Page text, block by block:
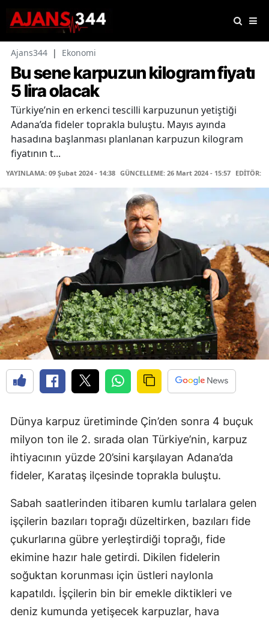
Ajans344 | Ekonomi
Bu sene karpuzun kilogram fiyatı
5 lira olacak
Türkiye’nin en erkenci tescilli karpuzunun yetiştiği
Adana’da fideler toprakla buluştu. Mayıs ayında
hasadına başlanması planlanan karpuzun kilogram
fiyatının t...
YAYINLAMA: 09 Şubat 2024 - 14:38 GÜNCELLEME: 26 Mart 2024 - 15:57 EDİTÖR:
Dünya karpuz üretiminde Çin’den sonra 4 buçuk
milyon ton ile 2. sırada olan Türkiye’nin, karpuz
ihtiyacının yüzde 20’sini karşılayan Adana’da
fideler, Karataş ilçesinde toprakla buluştu.
Sabah saatlerinden itibaren kumlu tarlalara gelen
işçilerin bazıları toprağı düzeltirken, bazıları fide
çukurlarına gübre yerleştirdiği toprağı, fide
ekimine hazır hale getirdi. Dikilen fidelerin
soğuktan korunması için üstleri naylonla
kapatıldı. İşçilerin bin bir emekle diktikleri ve
deniz kumunda yetişecek karpuzlar, hava